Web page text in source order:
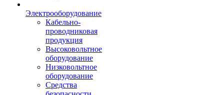
Электрооборудование
Кабельно-
проводниковая
продукция
Высоковольтное
оборудование
Низковольтное
оборудование
Средства